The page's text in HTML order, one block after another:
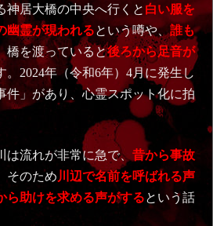
神居大橋の中央へ行くと 白い服を
幽霊が現われるという噂や、誰も
橋を渡っていると後ろから足音が
。2024年（令和6年）4月に発生し
件」があり、心霊スポット化に拍
流れが非常に急で、 昔から事故
そのため 川辺で名前を呼ばれる声
ら助けを求める声がするという話